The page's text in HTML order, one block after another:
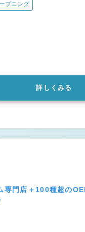
プニング
詳しくみる
専門店＋100種超の